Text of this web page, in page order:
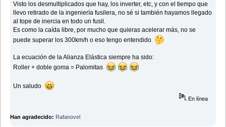
Visto los desmultiplicados que hay, los inverter, etc, y con el tiempo que
llevo retirado de la ingeniería fusilera, no sé si también hayamos llegado
al tope de inercia en todo un fusil.
Es como la caída libre, por mucho que quieras acelerar más, no se
puede superar los 300km/h o eso tengo entendido
La ecuación de la Alianza Elástica siempre ha sido:
Roller + doble goma = Palomitas
Un saludo
En línea
Han agradecido: Rafanovel